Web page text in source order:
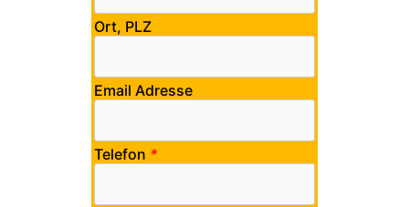
Ort, PLZ
Email Adresse
Telefon *